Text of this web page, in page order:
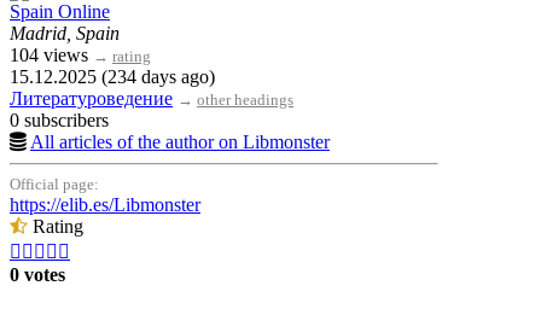
Spain Online
Madrid, Spain
104 views → rating
15.12.2025 (234 days ago)
Литературоведение → other headings
0 subscribers
All articles of the author on Libmonster
Official page:
https://elib.es/Libmonster
Rating
    
0 votes